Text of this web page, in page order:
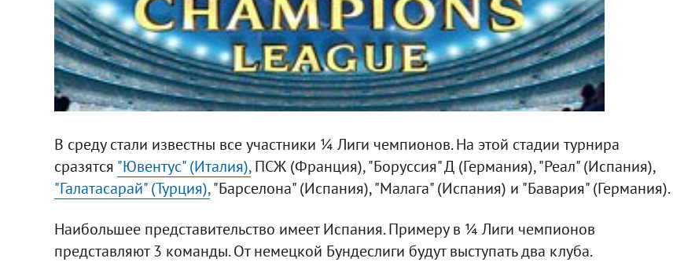
В среду стали известны все участники ¼ Лиги чемпионов. На этой стадии турнира
сразятся "Ювентус" (Италия),ПСЖ (Франция), "Боруссия" Д (Германия), "Реал" (Испания),
"Галатасарай" (Турция),"Барселона" (Испания), "Малага" (Испания) и "Бавария" (Германия).
Наибольшее представительство имеет Испания. Примеру в ¼ Лиги чемпионов
представляют 3 команды. От немецкой Бундеслиги будут выступать два клуба.